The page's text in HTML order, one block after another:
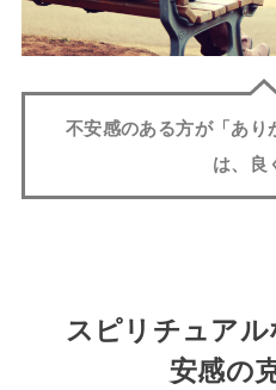
不安感のある方が「あ
は、良
スピリチュア
安感の